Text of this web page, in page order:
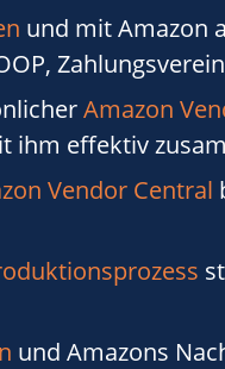
und mit Amazon
Amazon
ihm effektiv
Vendor Central
und Amazons